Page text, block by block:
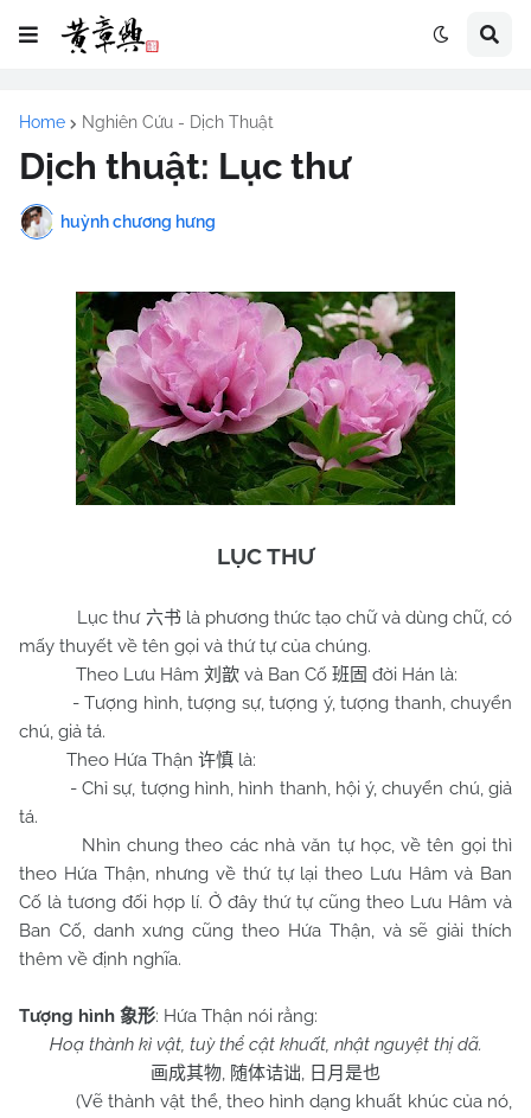
Home Nghiên Cứu - Dịch Thuật
Dịch thuật: Lục thư
huỳnh chương hưng
LỤC THƯ
Lục thư 六书 là phương thức tạo chữ và dùng chữ, có
mấy thuyết về tên gọi và thứ tự của chúng.
Theo Lưu Hâm 刘歆 và Ban Cố 班固 đời Hán là:
- Tượng hình, tượng sự, tượng ý, tượng thanh, chuyển
chú, giả tá.
Theo Hứa Thận 许慎 là:
- Chỉ sự, tượng hình, hình thanh, hội ý, chuyển chú, giả
tá.
Nhìn chung theo các nhà văn tự học, về tên gọi thì
theo Hứa Thận, nhưng về thứ tự lại theo Lưu Hâm và Ban
Cố là tương đối hợp lí. Ở đây thứ tự cũng theo Lưu Hâm và
Ban Cố, danh xưng cũng theo Hứa Thận, và sẽ giải thích
thêm về định nghĩa.
Tượng hình 象形: Hứa Thận nói rằng:
Hoạ thành kì vật, tuỳ thể cật khuất, nhật nguyệt thị dã.
画成其物, 随体诘诎, 日月是也
(Vẽ thành vật thể, theo hình dạng khuất khúc của nó,